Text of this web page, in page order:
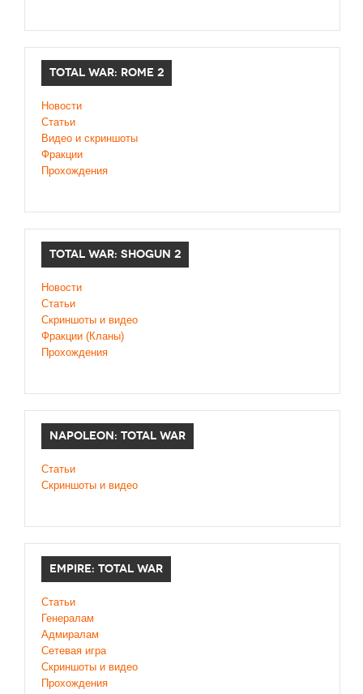
TOTAL WAR: ROME 2
Новости
Статьи
Видео и скриншоты
Фракции
Прохождения
TOTAL WAR: SHOGUN 2
Новости
Статьи
Cкриншоты и видео
Фракции (Кланы)
Прохождения
NAPOLEON: TOTAL WAR
Статьи
Скриншоты и видео
EMPIRE: TOTAL WAR
Статьи
Генералам
Адмиралам
Сетевая игра
Скриншоты и видео
Прохождения